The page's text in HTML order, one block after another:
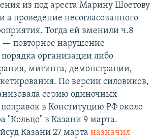
из под ареста Марину Шоетову
а проведение несогласованного
Тогда ей вменили ч.8
повторное нарушение
порядка организации либо
митинга, демонстрации,
По версии силовиков,
серию одиночных
в Конституцию РФ около
"Кольцо" в Казани 9 марта.
Казани 27 марта назначил